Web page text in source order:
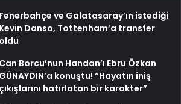
Fenerbahçe ve Galatasaray’ın istediği
Kevin Danso, Tottenham’a transfer
oldu
Can Borcu’nun Handan’ı Ebru Özkan
GÜNAYDIN’a konuştu! “Hayatın iniş
çıkışlarını hatırlatan bir karakter”